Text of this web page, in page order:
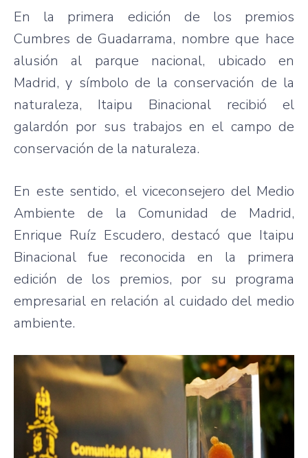
En la primera edición de los premios
Cumbres de Guadarrama, nombre que hace
alusión al parque nacional, ubicado en
Madrid, y símbolo de la conservación de la
naturaleza, Itaipu Binacional recibió el
galardón por sus trabajos en el campo de
conservación de la naturaleza.
En este sentido, el viceconsejero del Medio
Ambiente de la Comunidad de Madrid,
Enrique Ruíz Escudero, destacó que Itaipu
Binacional fue reconocida en la primera
edición de los premios, por su programa
empresarial en relación al cuidado del medio
ambiente.